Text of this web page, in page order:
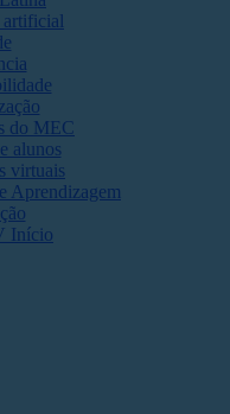
artificial
do MEC
alunos
virtuais
Aprendizagem
Início